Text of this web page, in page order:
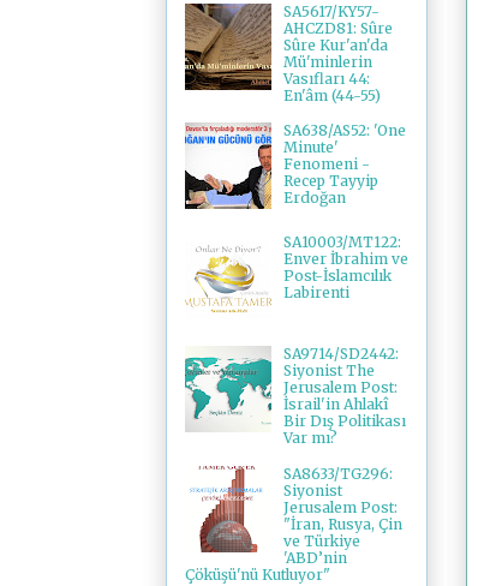
SA5617/KY57-
AHCZD81: Sûre
Sûre Kur'an'da
Mü'minlerin
Vasıfları 44:
En'âm (44-55)
SA638/AS52: 'One
Minute'
Fenomeni -
Recep Tayyip
Erdoğan
SA10003/MT122:
Enver İbrahim ve
Post-İslamcılık
Labirenti
SA9714/SD2442:
Siyonist The
Jerusalem Post:
İsrail'in Ahlakî
Bir Dış Politikası
Var mı?
SA8633/TG296:
Siyonist
Jerusalem Post:
"İran, Rusya, Çin
ve Türkiye
'ABD’nin
Çöküşü'nü Kutluyor"